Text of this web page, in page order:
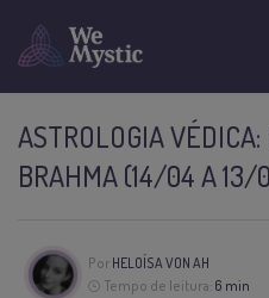
ASTROLOGIA
BRAHMA (14/04 A 13/
Por HELOÍSA VON AH
Tempo de leitura: 6 min